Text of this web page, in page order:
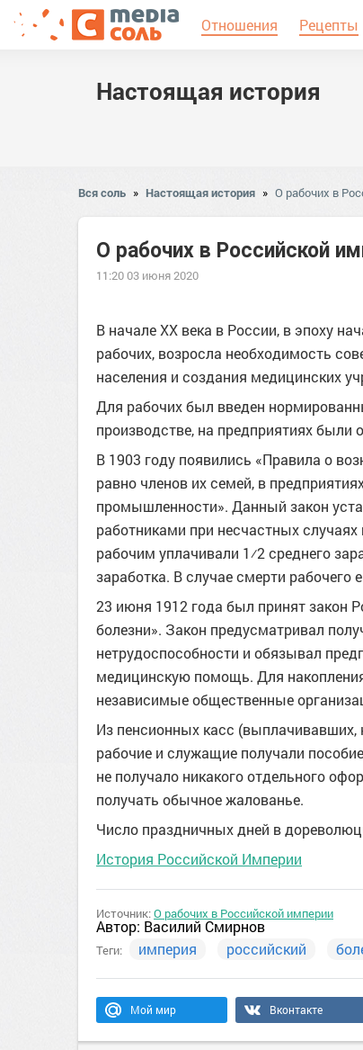
Отношения Рецепты
Настоящая история
Вся соль » Настоящая история » О рабочих в
О рабочих в Российской
11:20 03 июня 2020
В начале XX века в России, в эпоху
рабочих, возросла необходимость
населения и создания медицинских
Для рабочих был введен
производстве, на предприятиях
В 1903 году появились «Правила о
равно членов их семей, в
промышленности». Данный закон
работниками при несчастных
рабочим уплачивали 1⁄2 среднего
заработка. В случае смерти рабочего
23 июня 1912 года был принят закон
болезни». Закон предусматривал
нетрудоспособности и обязывал
медицинскую помощь. Для
независимые общественные
Из пенсионных касс (выплачивавших,
рабочие и служащие получали
не получало никакого отдельного
получать обычное жалованье.
Число праздничных дней в
История Российской Империи
Источник:О рабочих в Российской империи
Автор: Василий Смирнов
Теги: империя российский
Мой мир Вконтакте